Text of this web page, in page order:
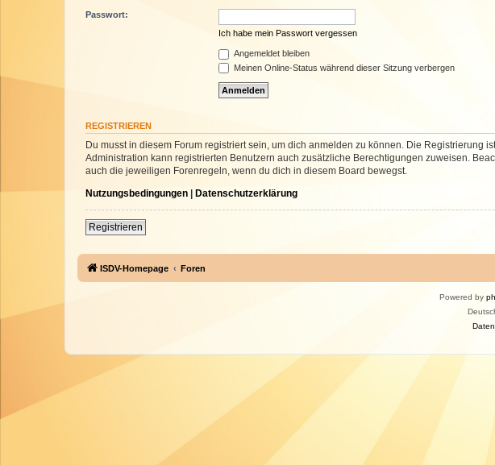
Passwort:
Ich habe mein Passwort vergessen
Angemeldet bleiben
Meinen Online-Status während dieser Sitzung verbergen
REGISTRIEREN
Du musst in diesem Forum registriert sein, um dich anmelden zu können. Die
Administration kann registrierten Benutzern auch zusätzliche Berechtigungen zuweisen.
auch die jeweiligen Forenregeln, wenn du dich in diesem Board bewegst.
Nutzungsbedingungen | Datenschutzerklärung
Registrieren
ISDV-Homepage Foren
Powered by